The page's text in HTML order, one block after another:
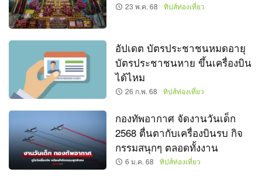
23 พ.ค. 68 ทิปส์ท่องเที่ยว
อัปเดต บัตรประชาชนหมดอายุ
บัตรประชาชนหาย ขึ้นเครื่องบิน
ได้ไหม
26 ก.พ. 68 ทิปส์ท่องเที่ยว
กองทัพอากาศ จัดงานวันเด็ก
2568 ตื่นตากับเครื่องบินรบ กิจ
กรรมสนุกๆ ตลอดทั้งงาน
6 ม.ค. 68 ทิปส์ท่องเที่ยว